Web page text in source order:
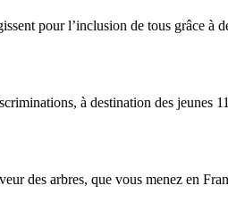
pour l’inclusion de tous grâce à
à destination des jeunes
des arbres, que vous menez en